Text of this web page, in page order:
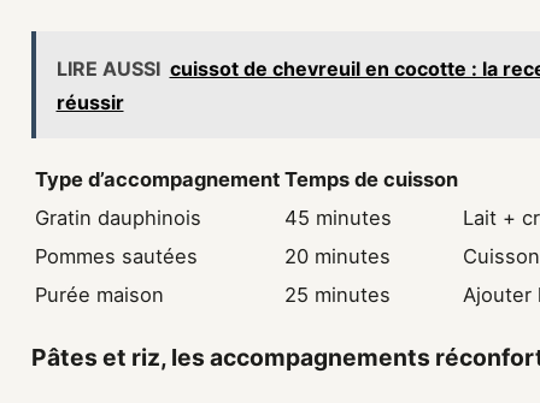
LIRE AUSSI cuissot de chevreuil en cocotte : la
réussir
Type d’accompagnement Temps de cuisson
Gratin dauphinois
45 minutes
Lait +
Pommes sautées
20 minutes
Purée maison
25 minutes Ajouter
Pâtes et riz, les accompagnements